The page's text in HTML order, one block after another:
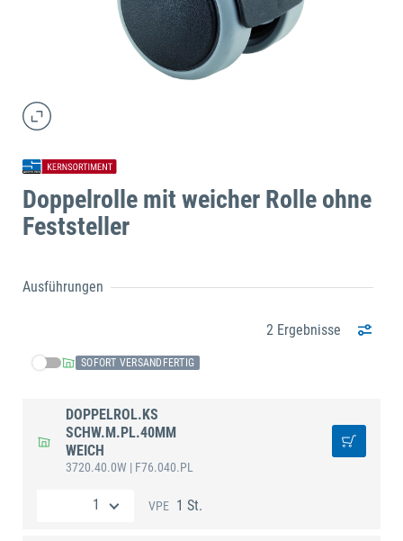
Doppelrolle mit weicher Rolle ohne
Feststeller
Ausführungen
2 Ergebnisse
SOFORT VERSANDFERTIG
DOPPELROL.KS
SCHW.M.PL.40MM
WEICH
3720.40.0W | F76.040.PL
VPE 1 St.